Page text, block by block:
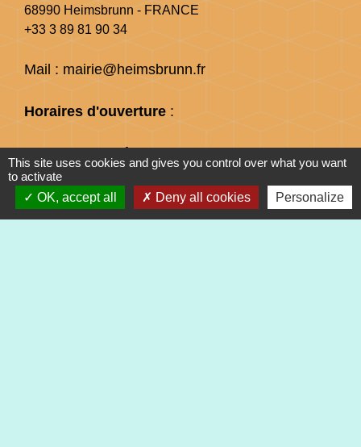
68990 Heimsbrunn - FRANCE
+33 3 89 81 90 34
Mail : mairie@heimsbrunn.fr
Horaires d'ouverture :
Lundi : 8h à 15h
Mardi : 8h à 15h
Mercredi : 8h à 15h
This site uses cookies and gives you control over what you want
to activate
OK, accept all
Deny all cookies Personalize